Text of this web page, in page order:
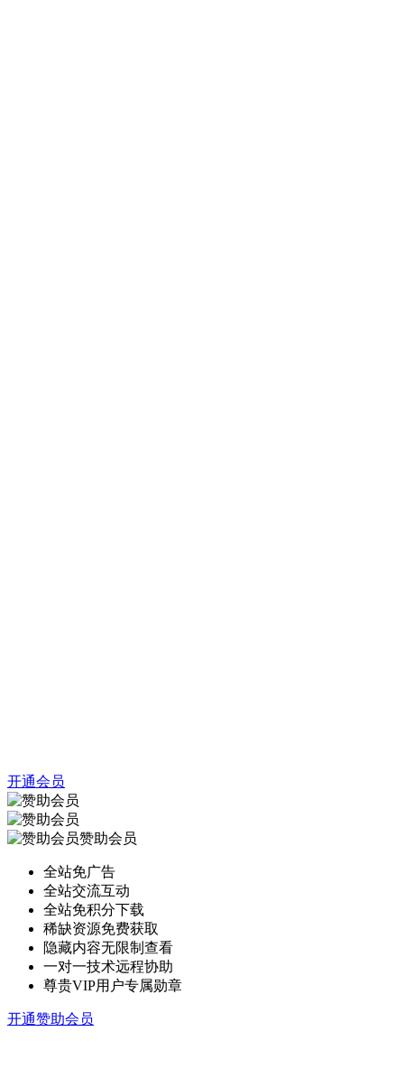
开通会员
赞助会员
全站免广告
全站交流互动
全站免积分下载
稀缺资源免费获取
隐藏内容无限制查看
一对一技术远程协助
尊贵VIP用户专属勋章
开通赞助会员